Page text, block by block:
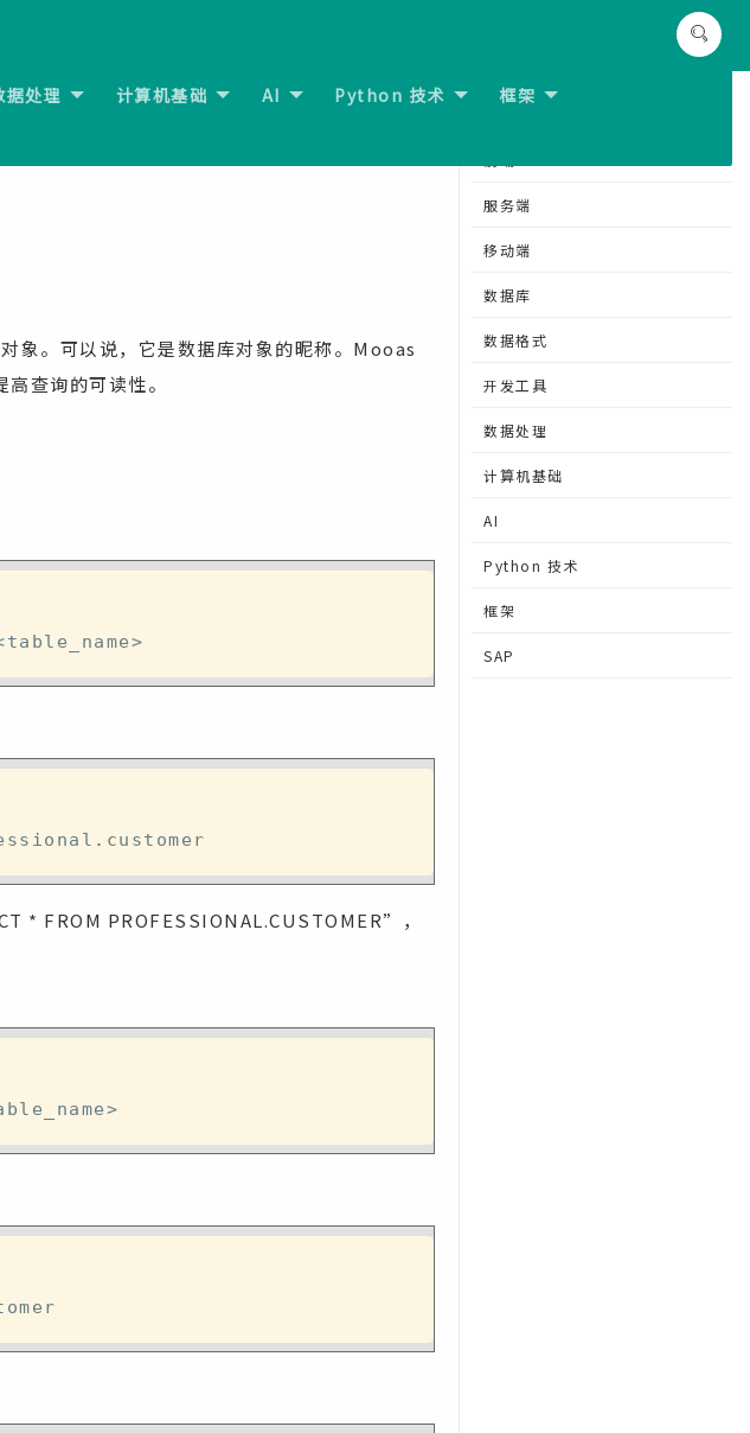
据处理 计算机基础 AI Python 技术 框架
象。可以说，它是数据库对象的昵称。Mooas
查询的可读性。
table_name>
.
* FROM PROFESSIONAL.CUSTOMER”，
>
服务端
移动端
数据库
数据格式
开发工具
数据处理
计算机基础
AI
Python 技术
框架
SAP